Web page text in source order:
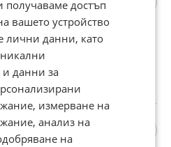
Славейков
€
лв
с включен ДДС
Славейков, 31 юли
3-СТАЕН, гр.
Славейков
получаваме достъп
вашето устройство
лични данни, като
данни за
измерване на
анализ на
на